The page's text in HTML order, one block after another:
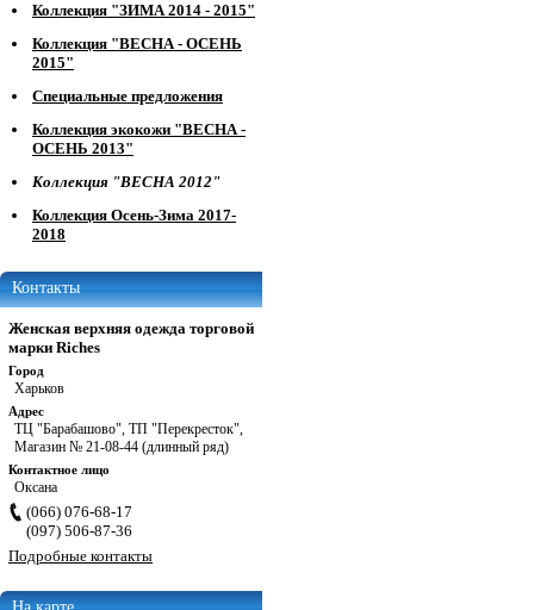
Коллекция "ЗИМА 2014 - 2015"
Коллекция "ВЕСНА - ОСЕНЬ
2015"
Специальные предложения
Коллекция экокожи "ВЕСНА -
ОСЕНЬ 2013"
Коллекция "ВЕСНА 2012"
Коллекция Осень-Зима 2017-
2018
Контакты
Женская верхняя одежда торговой
марки Riches
Город
Харьков
Адрес
ТЦ "Барабашово", ТП "Перекресток",
Магазин № 21-08-44 (длинный ряд)
Контактное лицо
Оксана
(066) 076-68-17
(097) 506-87-36
Подробные контакты